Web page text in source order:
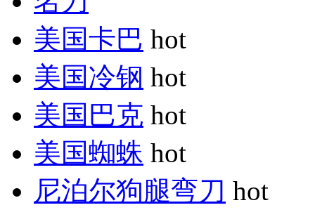
美国卡巴 hot
美国冷钢 hot
美国巴克 hot
美国蜘蛛 hot
尼泊尔狗腿弯刀 hot